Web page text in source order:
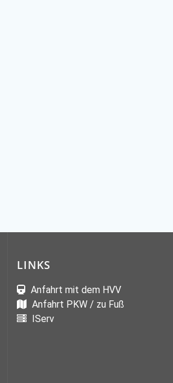
LINKS
Anfahrt mit dem HVV
Anfahrt PKW / zu Fuß
IServ